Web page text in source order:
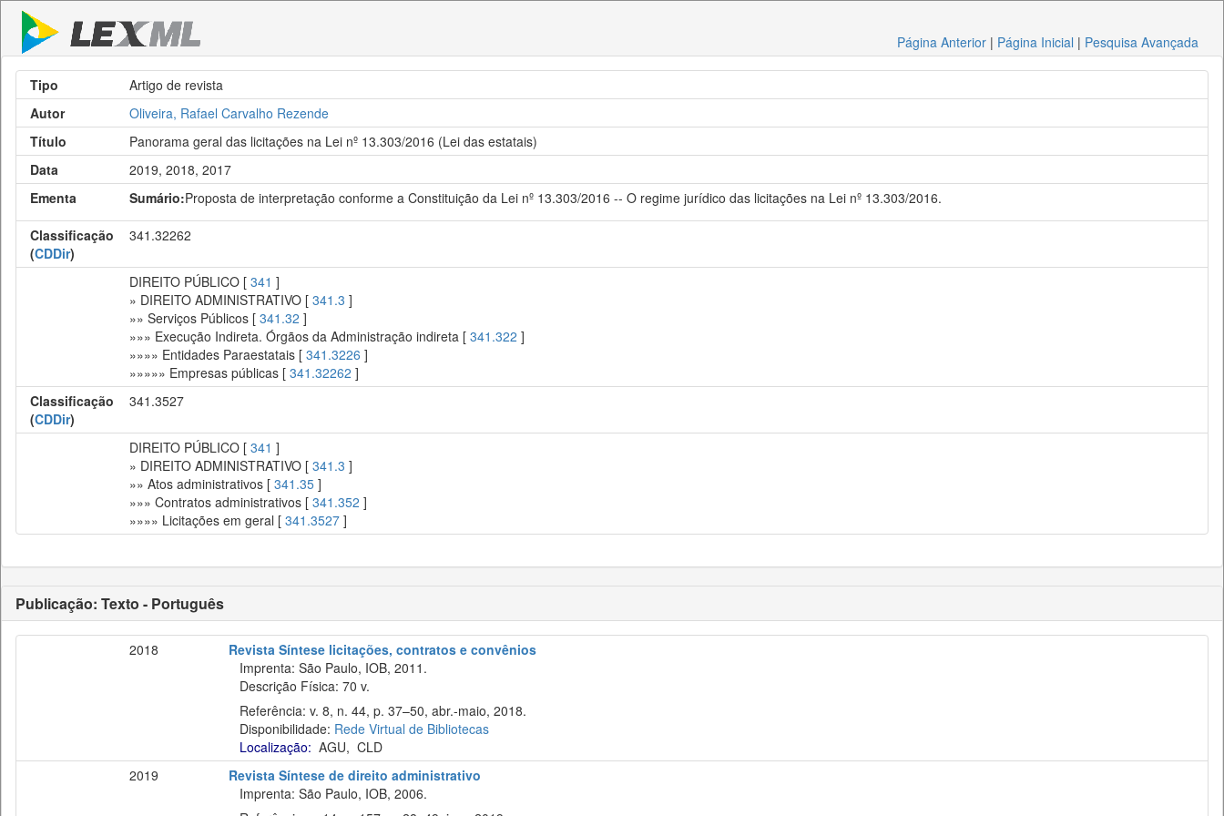
Página Anterior | Página Inicial | Pesquisa Avançada
Tipo
Artigo de revista
Autor
Oliveira, Rafael Carvalho Rezende
Título
Panorama geral das licitações na Lei nº 13.303/2016 (Lei das estatais)
Data
2019, 2018, 2017
Ementa
Sumário:Proposta de interpretação conforme a Constituição da Lei nº 13.303/2016 -- O regime jurídico das licitações na Lei nº 13.303/2016.
Classificação
(CDDir)
341.32262
DIREITO PÚBLICO [ 341 ]
» DIREITO ADMINISTRATIVO [ 341.3 ]
»» Serviços Públicos [ 341.32 ]
»»» Execução Indireta. Órgãos da Administração indireta [ 341.322 ]
»»»» Entidades Paraestatais [ 341.3226 ]
»»»»» Empresas públicas [ 341.32262 ]
Classificação
(CDDir)
341.3527
DIREITO PÚBLICO [ 341 ]
» DIREITO ADMINISTRATIVO [ 341.3 ]
»» Atos administrativos [ 341.35 ]
»»» Contratos administrativos [ 341.352 ]
»»»» Licitações em geral [ 341.3527 ]
Publicação: Texto - Português
2018
Revista Síntese licitações, contratos e convênios
Imprenta: São Paulo, IOB, 2011.
Descrição Física: 70 v.
Referência: v. 8, n. 44, p. 37–50, abr.-maio, 2018.
Disponibilidade: Rede Virtual de Bibliotecas
Localização: AGU, CLD
2019
Revista Síntese de direito administrativo
Imprenta: São Paulo, IOB, 2006.